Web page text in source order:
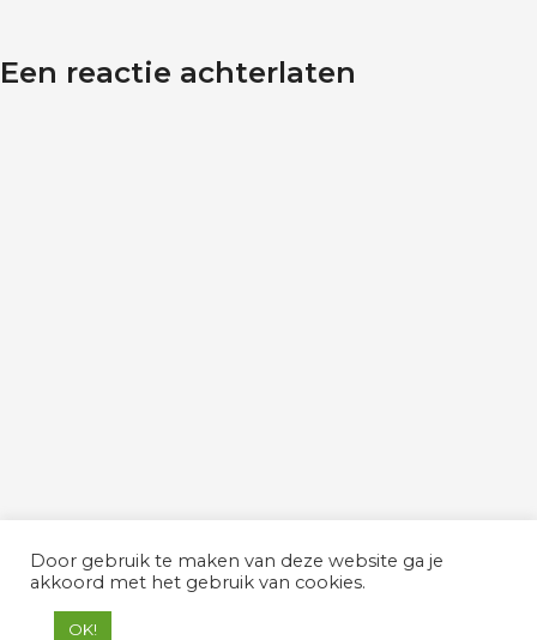
Een reactie achterlaten
Door gebruik te maken van deze website ga je
akkoord met het gebruik van cookies.
OK!